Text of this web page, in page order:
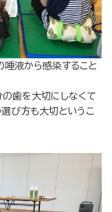
唾液から感染すること
歯を大切にしなくて
び方も大切というこ